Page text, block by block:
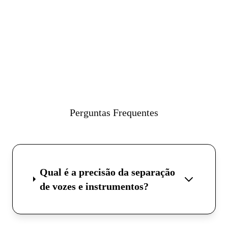
Perguntas Frequentes
Qual é a precisão da separação
de vozes e instrumentos?